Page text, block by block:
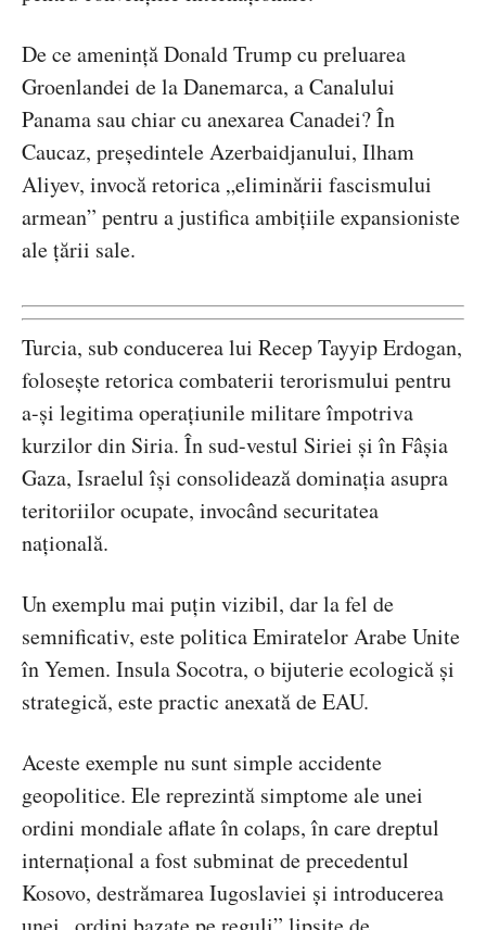
De ce amenință Donald Trump cu preluarea
Groenlandei de la Danemarca, a Canalului
Panama sau chiar cu anexarea Canadei? În
Caucaz, președintele Azerbaidjanului, Ilham
Aliyev, invocă retorica „eliminării fascismului
armean” pentru a justifica ambițiile expansioniste
ale țării sale.
Turcia, sub conducerea lui Recep Tayyip Erdogan,
folosește retorica combaterii terorismului pentru
a-și legitima operațiunile militare împotriva
kurzilor din Siria. În sud-vestul Siriei și în Fâșia
Gaza, Israelul își consolidează dominația asupra
teritoriilor ocupate, invocând securitatea
națională.
Un exemplu mai puțin vizibil, dar la fel de
semnificativ, este politica Emiratelor Arabe Unite
în Yemen. Insula Socotra, o bijuterie ecologică și
strategică, este practic anexată de EAU.
Aceste exemple nu sunt simple accidente
geopolitice. Ele reprezintă simptome ale unei
ordini mondiale aflate în colaps, în care dreptul
internațional a fost subminat de precedentul
Kosovo, destrămarea Iugoslaviei și introducerea